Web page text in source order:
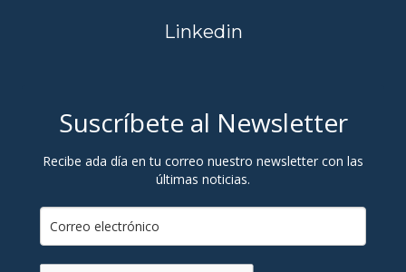
Linkedin
Suscríbete al Newsletter
Recibe ada día en tu correo nuestro newsletter con las
últimas noticias.